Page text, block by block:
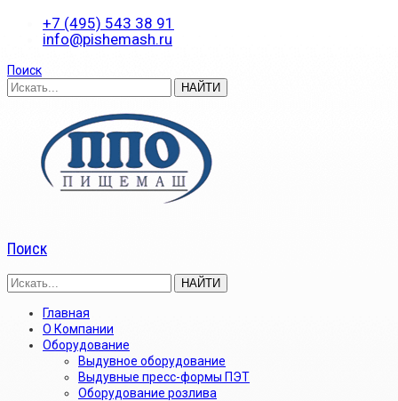
+7 (495) 543 38 91
info@pishemash.ru
Поиск
Поиск
Главная
О Компании
Оборудование
Выдувное оборудование
Выдувные пресс-формы ПЭТ
Оборудование розлива